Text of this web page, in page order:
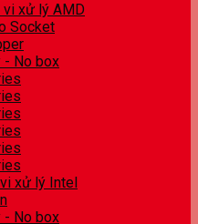
vi xử lý AMD
Socket
- No box
xử lý Intel
- No box